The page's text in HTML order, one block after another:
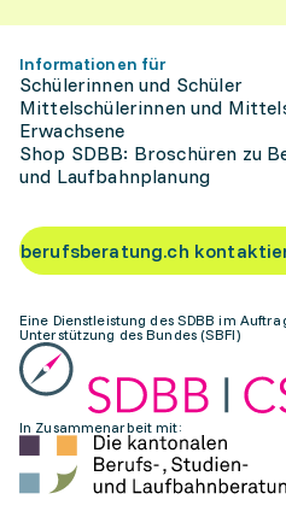
Informationen für
Schülerinnen und Schüler
Mittelschülerinnen und
Erwachsene
Shop SDBB: Broschüren zu
und Laufbahnplanung
berufsberatung.ch
Eine Dienstleistung des SDBB im
Unterstützung des Bundes (SBFI)
In Zusammenarbeit mit: